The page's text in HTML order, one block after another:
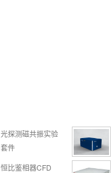
光探测磁共振实验
套件
恒比鉴相器CFD